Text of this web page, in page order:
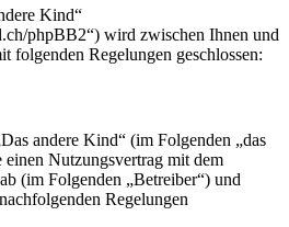
Kind“
phpBB2“) wird zwischen Ihnen und
folgenden Regelungen geschlossen:
andere Kind“ (im Folgenden „das
einen Nutzungsvertrag mit dem
(im Folgenden „Betreiber“) und
Regelungen